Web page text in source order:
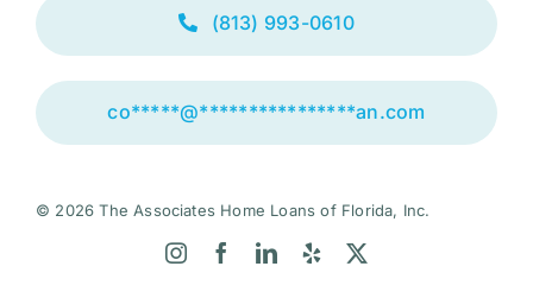
(813) 993-0610
co*****@****************an.com
© 2026 The Associates Home Loans of Florida, Inc.